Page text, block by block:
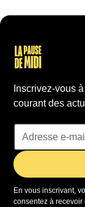
Inscrivez-vous
courant des
En vous inscrivant,
consentez à